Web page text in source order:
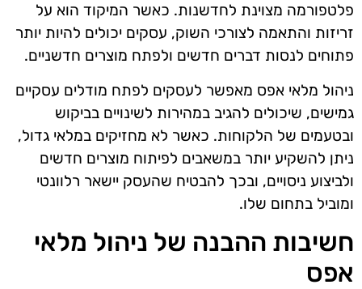
פלטפורמה מצוינת לחדשנות. כאשר המיקוד הוא על
זריזות והתאמה לצורכי השוק, עסקים יכולים להיות יותר
פתוחים לנסות דברים חדשים ולפתח מוצרים חדשניים.
ניהול מלאי אפס מאפשר לעסקים לפתח מודלים עסקיים
גמישים, שיכולים להגיב במהירות לשינויים בביקוש
ובטעמים של הלקוחות. כאשר לא מחזיקים במלאי גדול,
ניתן להשקיע יותר במשאבים לפיתוח מוצרים חדשים
ולביצוע ניסויים, ובכך להבטיח שהעסק יישאר רלוונטי
ומוביל בתחום שלו.
חשיבות ההבנה של ניהול מלאי
אפס